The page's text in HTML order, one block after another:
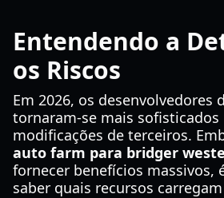
Entendendo a
os Riscos
Em 2026, os desenvolvedores
tornaram-se mais sofisticados
modificações de terceiros.
auto farm para bridger
fornecer benefícios massivos,
saber quais recursos